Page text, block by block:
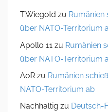
T.Wiegold zu Rumänien
über NATO-Territorium
Apollo 11 zu Rumänien
über NATO-Territorium
AoR zu Rumänien
NATO-Territorium ab
Nachhaltig zu Deutsch-